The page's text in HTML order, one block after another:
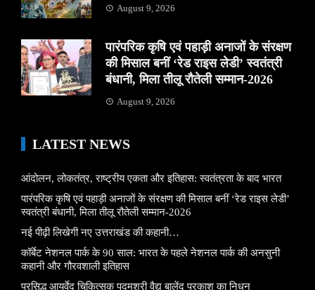
August 9, 2026
पारंपरिक कृषि एवं पहाड़ी अनाजों के संरक्षण
की मिसाल बनीं ‘रेड राइस लेडी’ स्वतंत्री
बंधानी, मिला तीलू रौतेली सम्मान-2026
August 9, 2026
LATEST NEWS
आंदोलन, लोकतंत्र, राष्ट्रीय एकता और इतिहास: स्वतंत्रता के बाद भारत
पारंपरिक कृषि एवं पहाड़ी अनाजों के संरक्षण की मिसाल बनीं ‘रेड राइस लेडी’
स्वतंत्री बंधानी, मिला तीलू रौतेली सम्मान-2026
नई पीढ़ी लिखेगी नए उत्तराखंड की कहानी…
कॉर्बेट नेशनल पार्क के 90 साल: भारत के पहले नेशनल पार्क की अनसुनी
कहानी और गौरवशाली इतिहास
प्रसिद्ध आयुर्वेद चिकित्सक पद्मश्री वैद्य बालेंदु प्रकाश का निधन